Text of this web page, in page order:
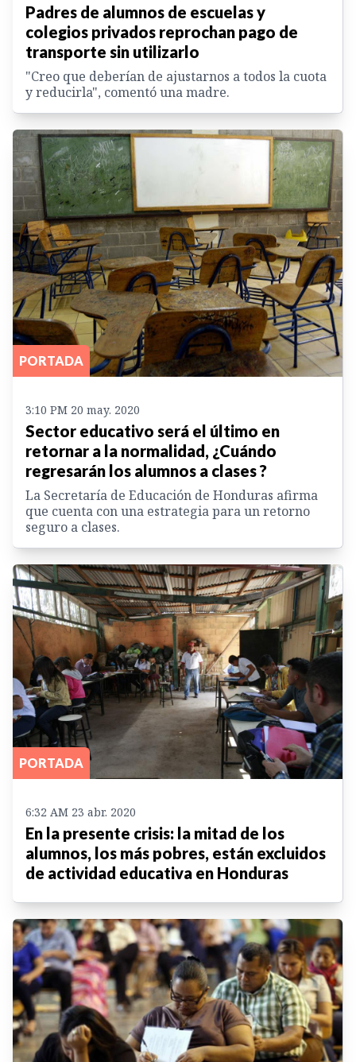
Padres de alumnos de escuelas y
colegios privados reprochan pago de
transporte sin utilizarlo
"Creo que deberían de ajustarnos a todos la cuota
y reducirla", comentó una madre.
PORTADA
3:10 PM 20 may. 2020
Sector educativo será el último en
retornar a la normalidad, ¿Cuándo
regresarán los alumnos a clases ?
La Secretaría de Educación de Honduras afirma
que cuenta con una estrategia para un retorno
seguro a clases.
PORTADA
6:32 AM 23 abr. 2020
En la presente crisis: la mitad de los
alumnos, los más pobres, están excluidos
de actividad educativa en Honduras